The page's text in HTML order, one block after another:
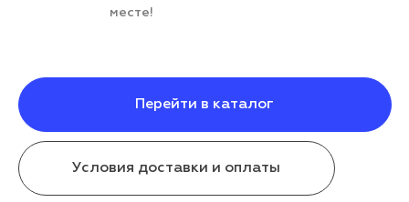
месте!
Перейти в каталог
Условия доставки и оплаты